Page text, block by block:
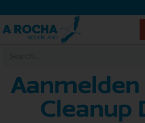
Aanmelden
Cleanup